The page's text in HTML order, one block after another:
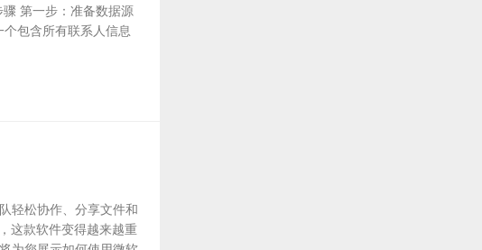
第一步：准备数据源
包含所有联系人信息
轻松协作、分享文件和
这款软件变得越来越重